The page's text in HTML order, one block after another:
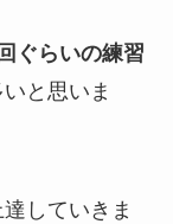
ぐらいの練習
と思いま
していきま